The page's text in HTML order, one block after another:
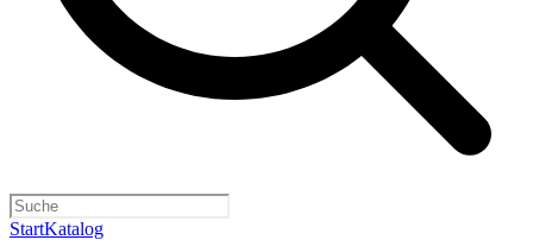
StartKatalog